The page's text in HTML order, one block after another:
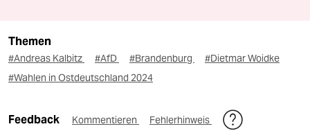
Themen
#Andreas Kalbitz #AfD #Brandenburg
#Dietmar Woidke
#Wahlen in Ostdeutschland 2024
Feedback Kommentieren Fehlerhinweis